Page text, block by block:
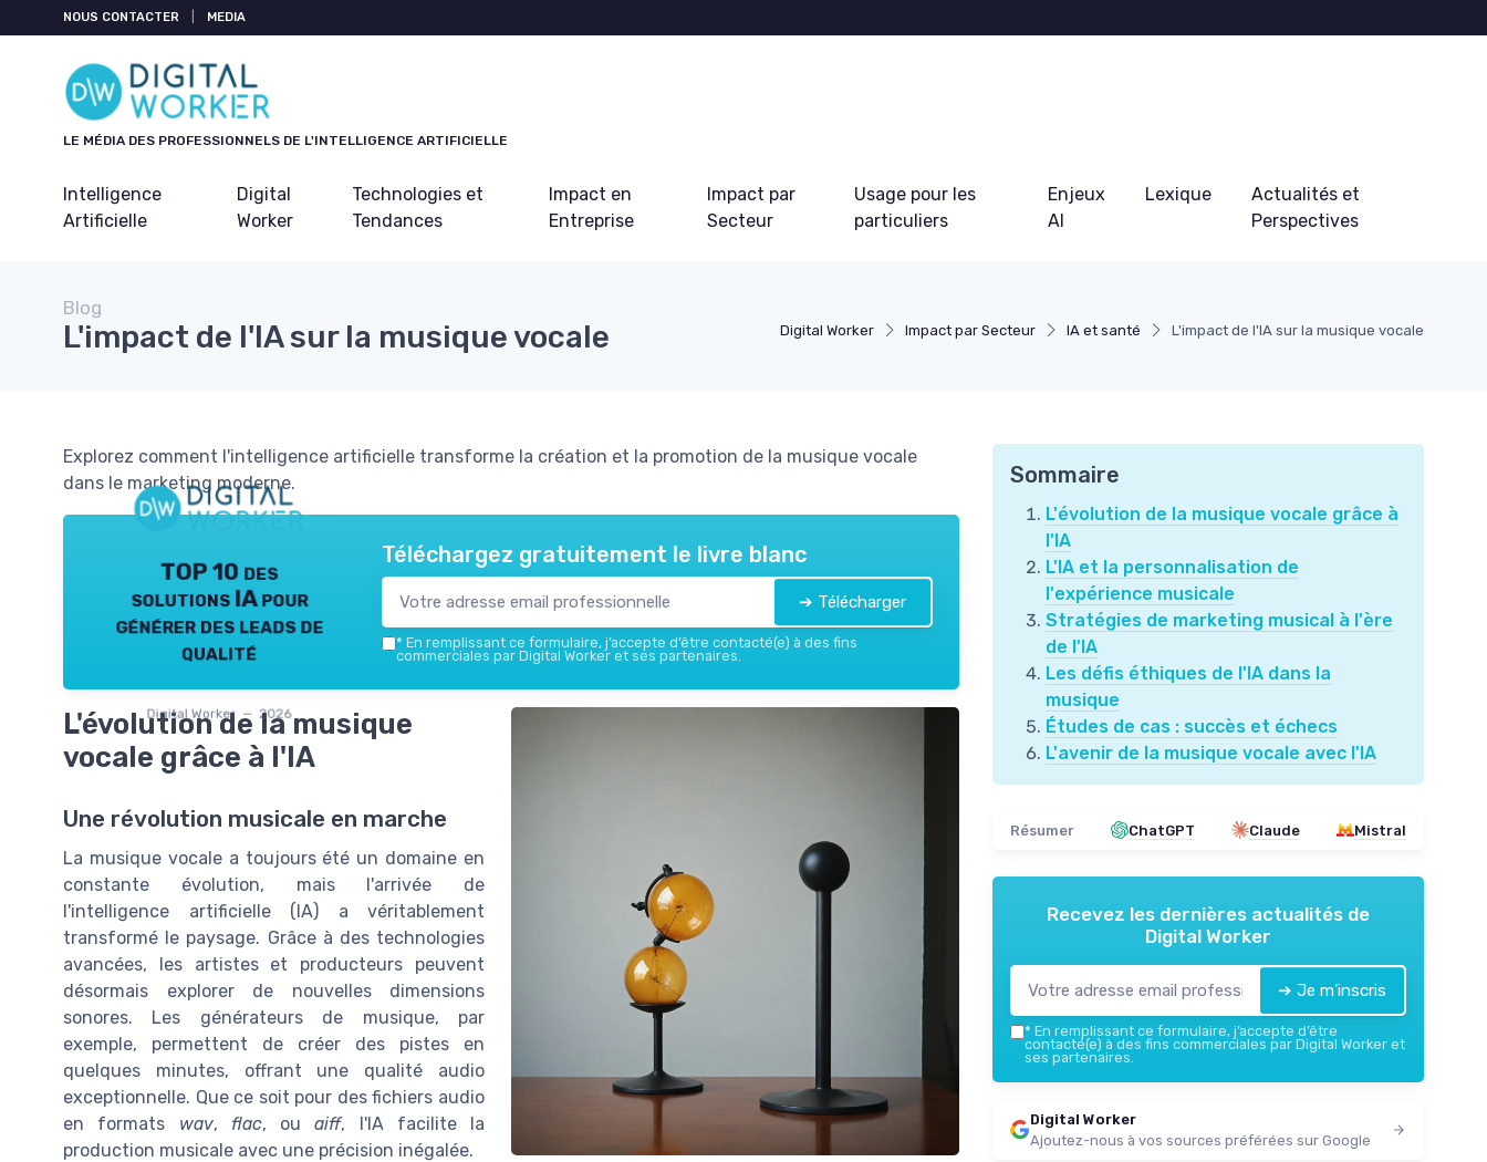
NOUS CONTACTER MEDIA
LE MÉDIA DES PROFESSIONNELS DE L'INTELLIGENCE ARTIFICIELLE
Intelligence
Artificielle
Digital
Worker
Technologies et
Tendances
Impact en
Entreprise
Impact par
Secteur
Usage pour les
particuliers
Enjeux
AI
Lexique
Actualités et
Perspectives
Digital Worker Impact par Secteur IA et santé L'impact de l'IA sur la musique vocale
Blog
L'impact de l'IA sur la musique vocale
Explorez comment l'intelligence artificielle transforme la création et la promotion de la musique vocale
dans le marketing moderne.
TOP 10 des
solutions IA pour
générer des leads de
qualité
Digital Worker — 2026
Téléchargez gratuitement le livre blanc
➔ Télécharger
* En remplissant ce formulaire, j’accepte d’être contacté(e) à des fins
commerciales par Digital Worker et ses partenaires.
L'évolution de la musique
vocale grâce à l'IA
Une révolution musicale en marche
La musique vocale a toujours été un domaine en
constante évolution, mais l'arrivée de
l'intelligence artificielle (IA) a véritablement
transformé le paysage. Grâce à des technologies
avancées, les artistes et producteurs peuvent
désormais explorer de nouvelles dimensions
sonores. Les générateurs de musique, par
exemple, permettent de créer des pistes en
quelques minutes, offrant une qualité audio
exceptionnelle. Que ce soit pour des fichiers audio
en formats wav, flac, ouaiff, l'IA facilite la
production musicale avec une précision inégalée.
Sommaire
L'évolution de la musique vocale grâce à
l'IA
L'IA et la personnalisation de
l'expérience musicale
Stratégies de marketing musical à l'ère
de l'IA
Les défis éthiques de l'IA dans la
musique
Études de cas : succès et échecs
L'avenir de la musique vocale avec l'IA
Résumer ChatGPT Claude Mistral
Recevez les dernières actualités de
Digital Worker
➔ Je m'inscris
* En remplissant ce formulaire, j’accepte d’être
contacté(e) à des fins commerciales par Digital Worker et
ses partenaires.
Digital Worker
Ajoutez-nous à vos sources préférées sur Google
Panneau de gestion des cookies